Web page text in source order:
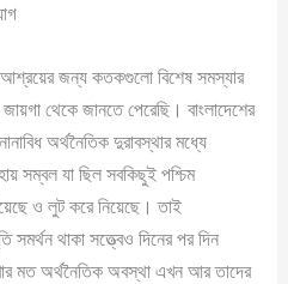
আশ্রয়ের জন্য কতকগুলো বিশেষ সমস্যার
থেকে জানতে পেরেছি। বাংলাদেশের
অর্থনৈতিক দুরাবস্থার মধ্যে
সম্বল যা ছিল সবকিছুই পশ্চিম
ও লুট করে নিয়েছে। তাই
সমর্থন থাকা সত্ত্বেও দিনের পর দিন
মত অর্থনৈতিক অবস্থা এখন আর তাদের